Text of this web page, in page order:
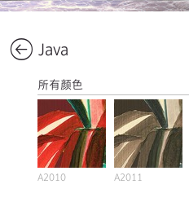
Java
所有颜色
A2010 A2011